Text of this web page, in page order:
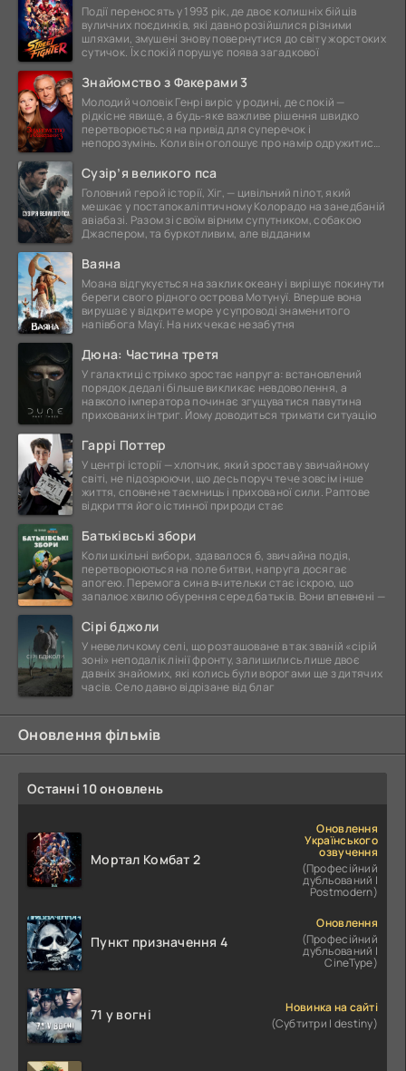
Події переносять у 1993 рік, де двоє колишніх бійців
вуличних поєдинків, які давно розійшлися різними
шляхами, змушені знову повернутися до світу жорстоких
сутичок. Їх спокій порушує поява загадкової
Знайомство з Факерами 3
Молодий чоловік Генрі виріс у родині, де спокій —
рідкісне явище, а будь-яке важливе рішення швидко
перетворюється на привід для суперечок і
непорозумінь. Коли він оголошує про намір одружитися,
Сузір’я великого пса
Головний герой історії, Хіг, — цивільний пілот, який
мешкає у постапокаліптичному Колорадо на занедбаній
авіабазі. Разом зі своїм вірним супутником, собакою
Джаспером, та буркотливим, але відданим
Ваяна
Моана відгукується на заклик океану і вирішує покинути
береги свого рідного острова Мотунуї. Вперше вона
вирушає у відкрите море у супроводі знаменитого
напівбога Мауї. На них чекає незабутня
Дюна: Частина третя
У галактиці стрімко зростає напруга: встановлений
порядок дедалі більше викликає невдоволення, а
навколо імператора починає згущуватися павутина
прихованих інтриг. Йому доводиться тримати ситуацію
Гаррі Поттер
У центрі історії — хлопчик, який зростав у звичайному
світі, не підозрюючи, що десь поруч тече зовсім інше
життя, сповнене таємниць і прихованої сили. Раптове
відкриття його істинної природи стає
Батьківські збори
Коли шкільні вибори, здавалося б, звичайна подія,
перетворюються на поле битви, напруга досягає
апогею. Перемога сина вчительки стає іскрою, що
запалює хвилю обурення серед батьків. Вони впевнені —
Сірі бджоли
У невеличкому селі, що розташоване в так званій «сірій
зоні» неподалік лінії фронту, залишились лише двоє
давніх знайомих, які колись були ворогами ще з дитячих
часів. Село давно відрізане від благ
Оновлення фільмів
Останні 10 оновлень
Мортал Комбат 2
Оновлення
Українського
озвучення
(Професійний
дубльований |
Postmodern)
Пункт призначення 4
Оновлення
(Професійний
дубльований |
CineType)
71 у вогні
Новинка на сайті
(Субтитри | destiny)